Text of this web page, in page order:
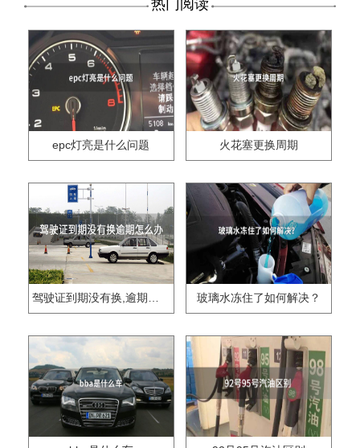
热门阅读
epc灯亮是什么问题 火花塞更换周期
驾驶证到期没有换,逾期怎么办?? 玻璃水冻住了如何解决？